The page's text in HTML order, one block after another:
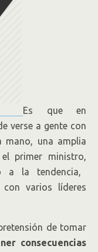
Es que en
verse a gente con
mano, una amplia
primer ministro,
a la tendencia,
varios líderes
de tomar
consecuencias